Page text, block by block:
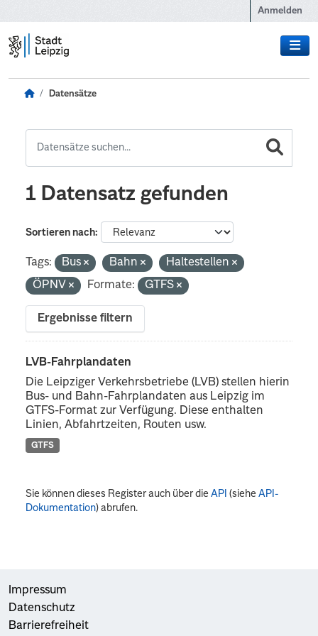
Anmelden
Datensätze
1 Datensatz gefunden
Sortieren nach
Tags: Bus Bahn
Haltestellen
ÖPNV
Formate: GTFS
Ergebnisse filtern
LVB-Fahrplandaten
Die Leipziger Verkehrsbetriebe (LVB) stellen hierin
Bus- und Bahn-Fahrplandaten aus Leipzig im
GTFS-Format zur Verfügung. Diese enthalten
Linien, Abfahrtzeiten, Routen usw.
GTFS
Sie können dieses Register auch über dieAPI (sieheAPI-
Dokumentation) abrufen.
Impressum
Datenschutz
Barrierefreiheit